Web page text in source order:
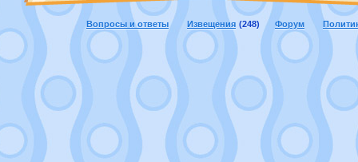
Вопросы и ответы Извещения (248) Форум